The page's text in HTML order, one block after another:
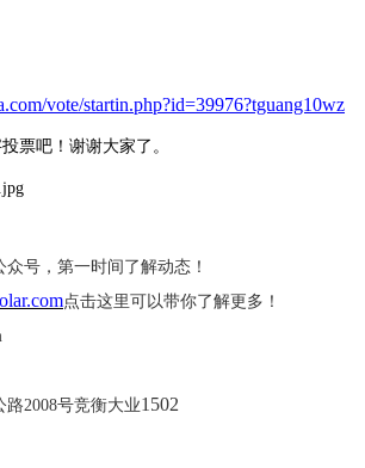
vote/startin.php?id=39976?tguang10wz
票吧！谢谢大家了。
号，第一时间了解动态！
点击这里可以带你了解更多！
路2008号竞衡大业1502